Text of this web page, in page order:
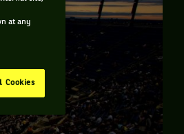
at any
Cookies